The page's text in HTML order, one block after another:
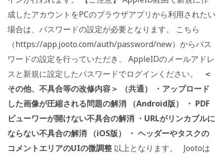
成したアカウントをPCのブラウザアプリから利用されたい
場合は、パスワードの設定が必要となります。 こちら
（https://app.jooto.com/auth/password/new）からパス
ワードの設定を行っていただき、 AppleIDのメールアドレ
スと新規に設定したパスワードでログインください。
＜
その他、不具合等の改修内容＞
（共通）
・アップロード
した画像が圧縮される問題の解消
（Android版）
・ PDF
ビューワーが開けない不具合の解消 ・URLがリンカブルに
ならない不具合の解消
（iOS版）
・ ヘッダーやタスクの
コメントエリアのUIの微調整 以上となります。 Jootoは